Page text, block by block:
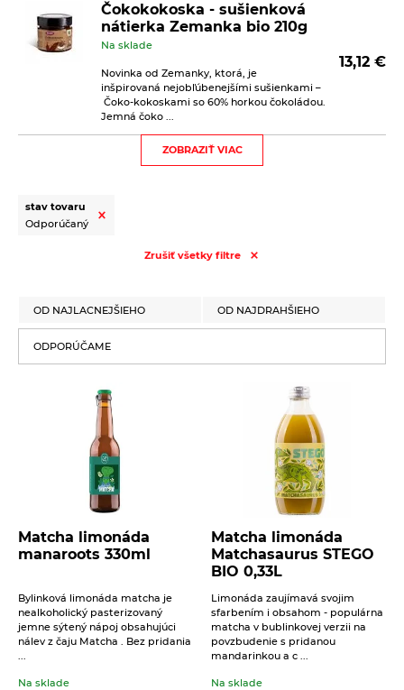
Čokokokoska - sušienková
nátierka Zemanka bio 210g
Na sklade
Novinka od Zemanky, ktorá, je
inšpirovaná nejobľúbenejšími sušienkami –
Čoko-kokoskami so 60% horkou čokoládou.
Jemná čoko ...
13,12 €
Kávové sušienky s kokosom
Biopekárna Zemanka bio
trstinovým cukrom. Bez palmového tuku.
Bez vajec. Bez mlieka. Bez bieleho cukru.
Krekry s tekvicovými
semienkami a cesnakom
Biopekárna Zemanka bio
100g
Na sklade
Krekry s tekvicovými semienkami a
cesnakom. Bez palmového tuku. Bez vajec.
Bez mlieka. Trvanlivé pečivo bio.
Lieskovoorieškové hrudky
s jahodovým prachom
Biopekárna Zemanka bio
100g
Na sklade
Lieskovoorieškové hrudky s jahodovým
prachom bio. Bez palmového tuku. Bez
vajec. Bez mlieka. Bez bieleho cukru.
Trvanlivé pečivo bio.
2,66
Slané krekry s dužinou z
červenej repy Biopekárna
ZOBRAZIŤ VIAC
stav tovaru
Odporúčaný
Zrušiť všetky filtre
ODPORÚČAME
OD NAJLACNEJŠIEHO OD NAJDRAHŠIEHO
Matcha limonáda
manaroots 330ml
Bylinková limonáda matcha je
nealkoholický pasterizovaný
jemne sýtený nápoj obsahujúci
nálev z čaju Matcha . Bez pridania
Na sklade
Matcha limonáda
Matchasaurus STEGO
BIO 0,33L
Limonáda zaujímavá svojim
sfarbením i obsahom - populárna
matcha v bublinkovej verzii na
povzbudenie s pridanou
mandarinkou a c ...
Na sklade